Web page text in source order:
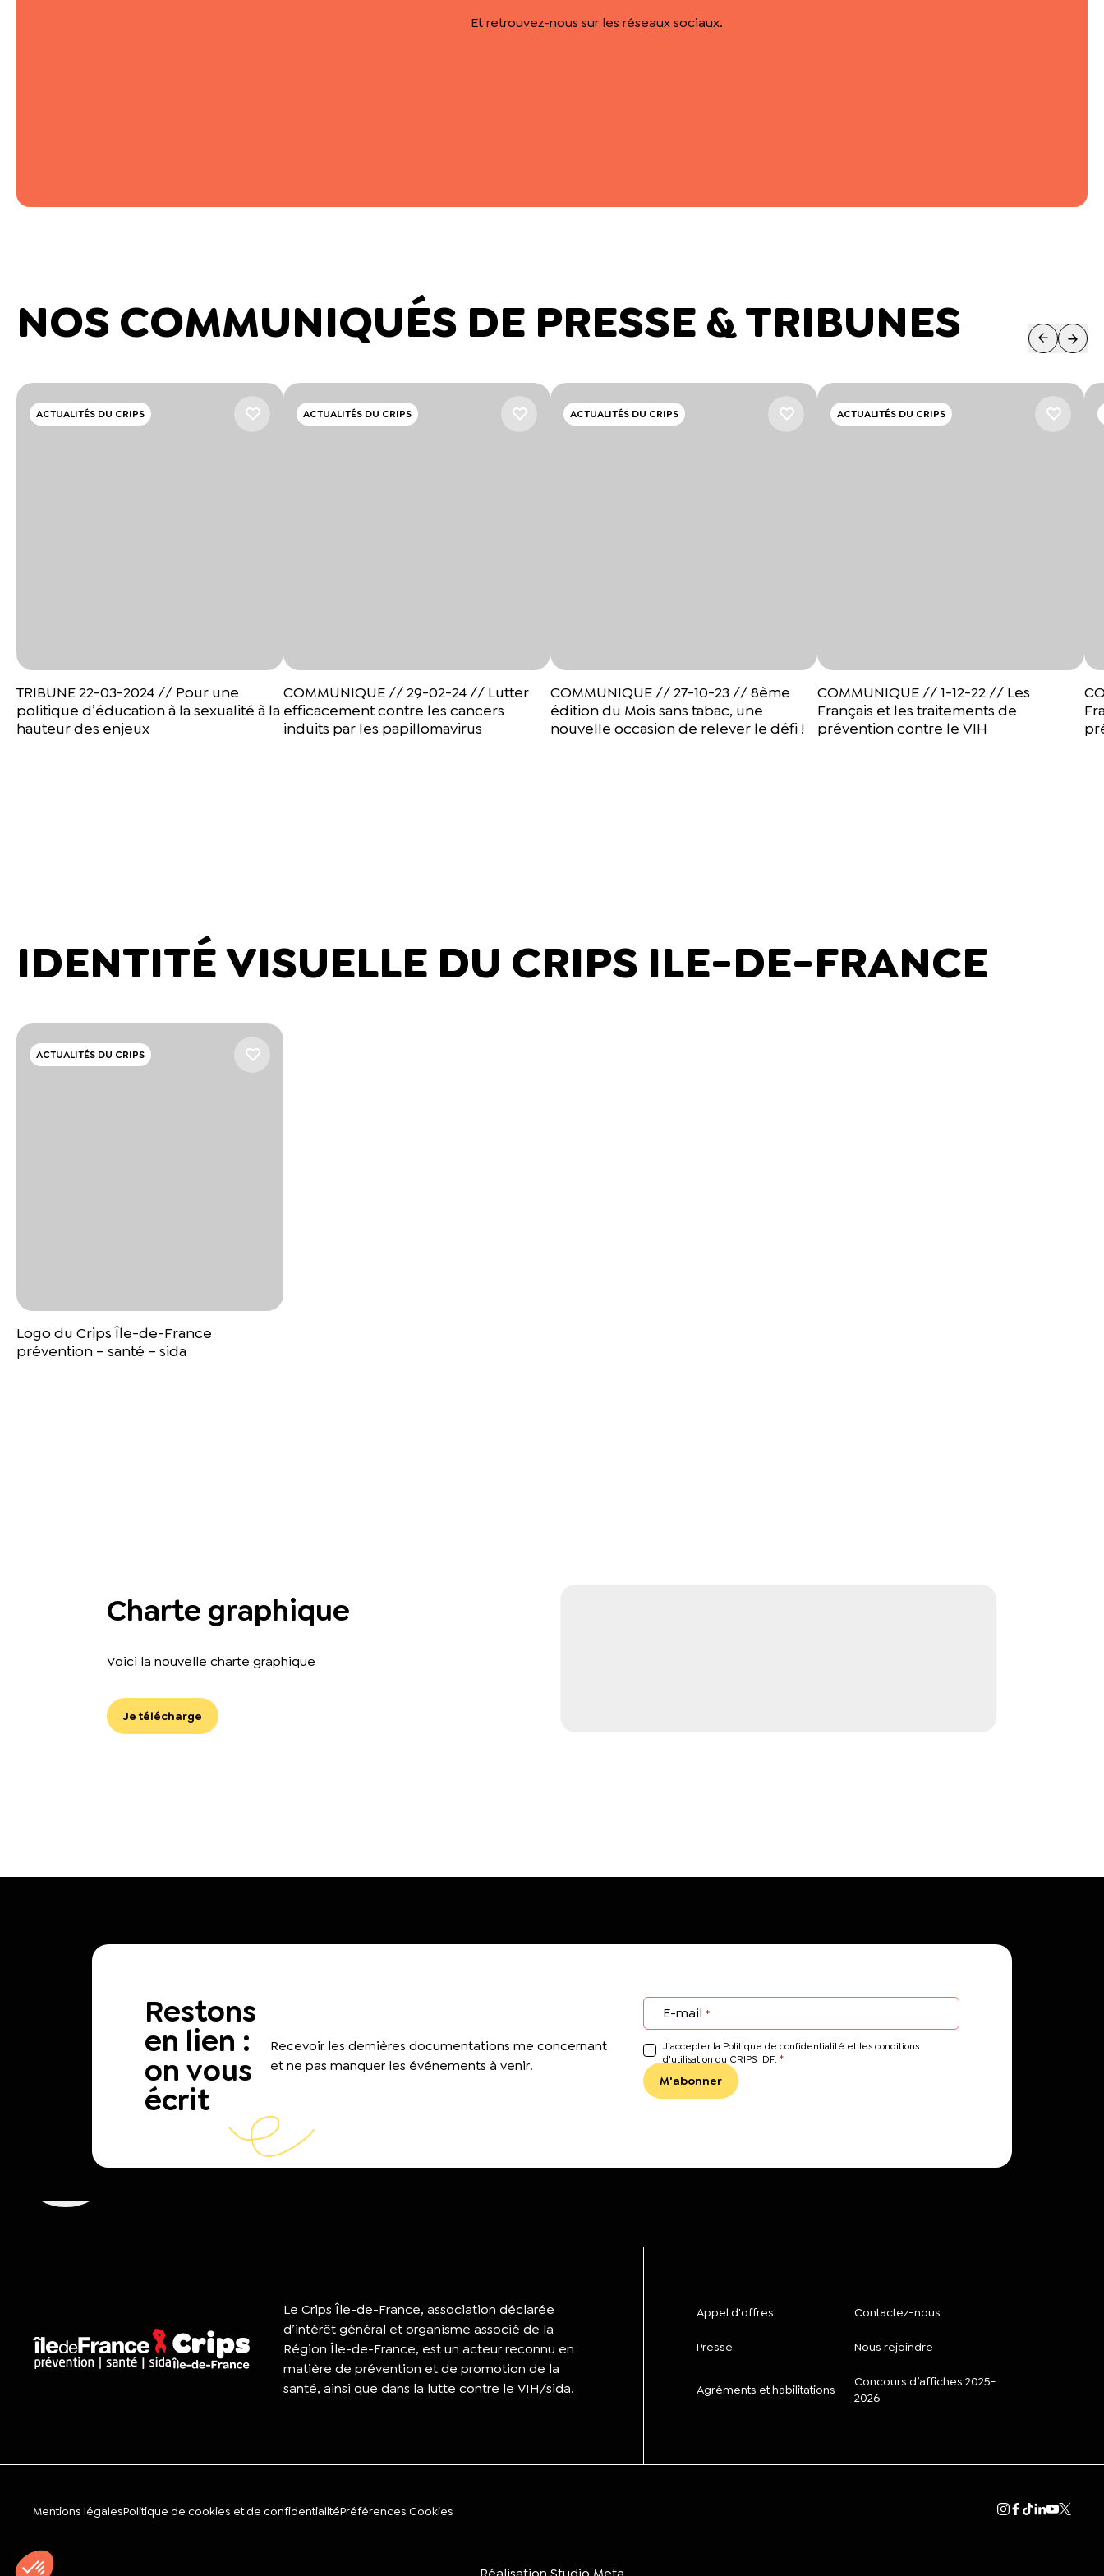
Et retrouvez-nous sur les réseaux sociaux.
NOS COMMUNIQUÉS DE PRESSE & TRIBUNES
ACTUALITÉS DU CRIPS
TRIBUNE 22-03-2024 // Pour une
politique d’éducation à la sexualité à la
hauteur des enjeux
ACTUALITÉS DU CRIPS
COMMUNIQUE // 29-02-24 // Lutter
efficacement contre les cancers
induits par les papillomavirus
ACTUALITÉS DU CRIPS
COMMUNIQUE // 27-10-23 // 8ème
édition du Mois sans tabac, une
nouvelle occasion de relever le défi !
ACTUALITÉS DU CRIPS
COMMUNIQUE // 1-12-22 // Les
Français et les traitements de
prévention contre le VIH
IDENTITÉ VISUELLE DU CRIPS ILE-DE-FRANCE
ACTUALITÉS DU CRIPS
Logo du Crips Île-de-France
prévention – santé – sida
Charte graphique
Voici la nouvelle charte graphique
Je télécharge
Restons
en lien :
on vous
écrit
Recevoir les dernières documentations me concernant
et ne pas manquer les événements à venir.
E-mail *
J’accepter la Politique de confidentialité et les conditions
d'utilisation du CRIPS IDF. *
Le Crips Île-de-France, association déclarée
d’intérêt général et organisme associé de la
Région Île-de-France, est un acteur reconnu en
matière de prévention et de promotion de la
santé, ainsi que dans la lutte contre le VIH/sida.
Appel d'offres Contactez-nous
Presse Nous rejoindre
Agréments et habilitations
Concours d’affiches 2025-
2026
Mentions légalesPolitique de cookies et de confidentialitéPréférences Cookies